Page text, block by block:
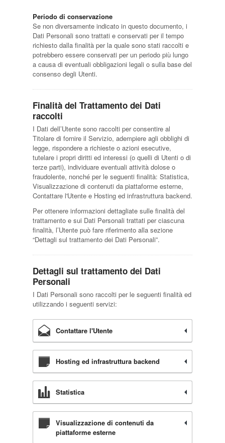
Periodo di conservazione
Se non diversamente indicato in questo documento, i
Dati Personali sono trattati e conservati per il tempo
richiesto dalla finalità per la quale sono stati raccolti e
potrebbero essere conservati per un periodo più lungo
a causa di eventuali obbligazioni legali o sulla base del
consenso degli Utenti.
Finalità del Trattamento dei Dati
raccolti
I Dati dell’Utente sono raccolti per consentire al
Titolare di fornire il Servizio, adempiere agli obblighi di
legge, rispondere a richieste o azioni esecutive,
tutelare i propri diritti ed interessi (o quelli di Utenti o di
terze parti), individuare eventuali attività dolose o
fraudolente, nonché per le seguenti finalità: Statistica,
Visualizzazione di contenuti da piattaforme esterne,
Contattare l'Utente e Hosting ed infrastruttura backend.
Per ottenere informazioni dettagliate sulle finalità del
trattamento e sui Dati Personali trattati per ciascuna
finalità, l’Utente può fare riferimento alla sezione
“Dettagli sul trattamento dei Dati Personali”.
Dettagli sul trattamento dei Dati
Personali
I Dati Personali sono raccolti per le seguenti finalità ed
utilizzando i seguenti servizi:
Contattare l'Utente
Hosting ed infrastruttura backend
Statistica
Visualizzazione di contenuti da
piattaforme esterne